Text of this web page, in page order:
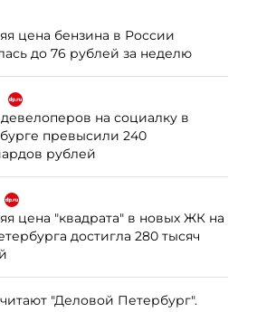
цена бензина в России
до 76 рублей за неделю
на социалку в
превысили 240
рублей
цена "квадрата" в новых ЖК на
достигла 280 тысяч
"Деловой Петербург".